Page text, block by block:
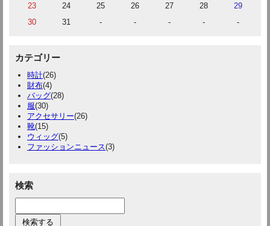
23
24 25 26 27 28
29
30
31 - - - - -
カテゴリー
時計(26)
財布(4)
バッグ(28)
服(30)
アクセサリー(26)
靴(15)
ウィッグ(5)
ファッションニュース(3)
検索